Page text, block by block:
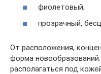
фиолетовый;
прозрачный,
От расположения,
форма
располагаться под